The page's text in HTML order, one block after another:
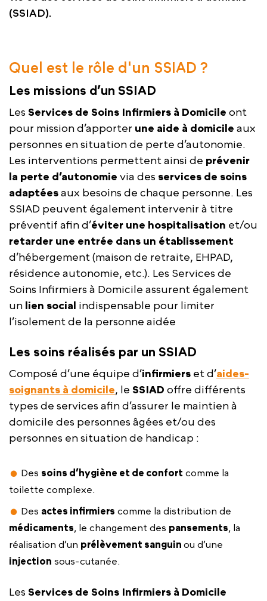
(SSIAD).
Quel est le rôle d'un SSIAD ?
Les missions d’un SSIAD
Les Services de Soins Infirmiers à Domicile ont
pour mission d’apporter une aide à domicile aux
personnes en situation de perte d’autonomie.
Les interventions permettent ainsi de prévenir
la perte d’autonomie via des services de soins
adaptéesaux besoins de chaque personne. Les
SSIAD peuvent également intervenir à titre
préventif afin d’éviter une hospitalisation et/ou
retarder une entrée dans un établissement
d’hébergement (maison de retraite, EHPAD,
résidence autonomie, etc.). Les Services de
Soins Infirmiers à Domicile assurent également
un lien social indispensable pour limiter
l’isolement de la personne aidée
Les soins réalisés par un SSIAD
Composé d’une équipe d’infirmiers et d’aides-
soignants à domicile, le SSIAD offre différents
types de services afin d’assurer le maintien à
domicile des personnes âgées et/ou des
personnes en situation de handicap :
Des soins d’hygiène et de confort comme la
toilette complexe.
Des actes infirmiers comme la distribution de
médicaments, le changement des pansements, la
réalisation d’un prélèvement sanguin ou d’une
injection sous-cutanée.
Les Services de Soins Infirmiers à Domicile